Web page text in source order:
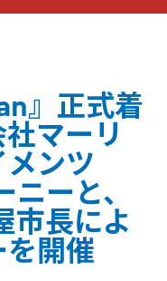
』正式着
マーリ
ンツ
ーと、
市長によ
開催